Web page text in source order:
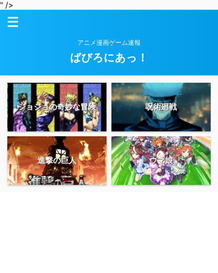
" />
アニメ漫画ゲーム速報
ばびろにあっ！
ジョジョの奇妙な冒険 呪術廻戦
進撃の巨人 ウマ娘